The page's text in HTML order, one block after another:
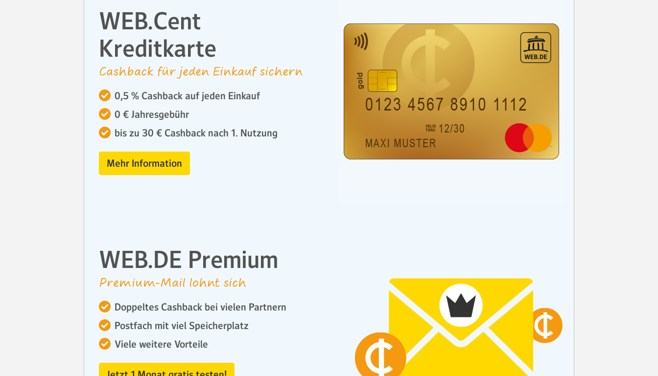
WEB.Cent
Kreditkarte
Cashback für jeden Einkauf sichern
0,5 % Cashback auf jeden Einkauf
0 € Jahresgebühr
bis zu 30 € Cashback nach 1. Nutzung
Mehr Information
WEB.DE Premium
Premium-Mail lohnt sich
Doppeltes Cashback bei vielen Partnern
Postfach mit viel Speicherplatz
Viele weitere Vorteile